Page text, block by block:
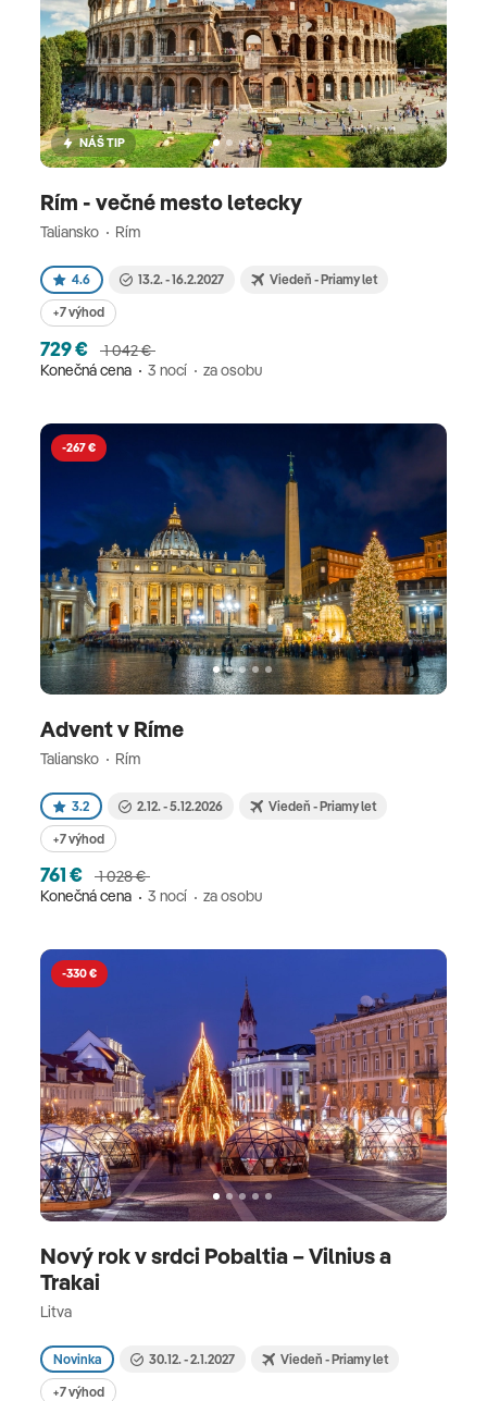
NÁŠ TIP
Rím - večné mesto letecky
Taliansko Rím
4.6 13.2. - 16.2.2027 Viedeň - Priamy let
+7 výhod
729 €
1 042 €
Konečná cena
3 nocí za osobu
-267 €
Advent v Ríme
Taliansko Rím
3.2 2.12. - 5.12.2026 Viedeň - Priamy let
+7 výhod
761 €
1 028 €
Konečná cena
3 nocí za osobu
-330 €
Nový rok v srdci Pobaltia – Vilnius a
Trakai
Litva
Novinka 30.12. - 2.1.2027 Viedeň - Priamy let
+7 výhod